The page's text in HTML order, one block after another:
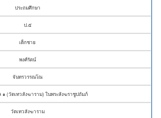
ประถมศึกษา
ป.๕
เด็กชาย
พงศ์รัตน์
จันทรวรรณโณ
๑ (วัดเทวสังฆาราม) ในพระสังฆราชูปถัมภ์
วัดเทวสังฆาราม